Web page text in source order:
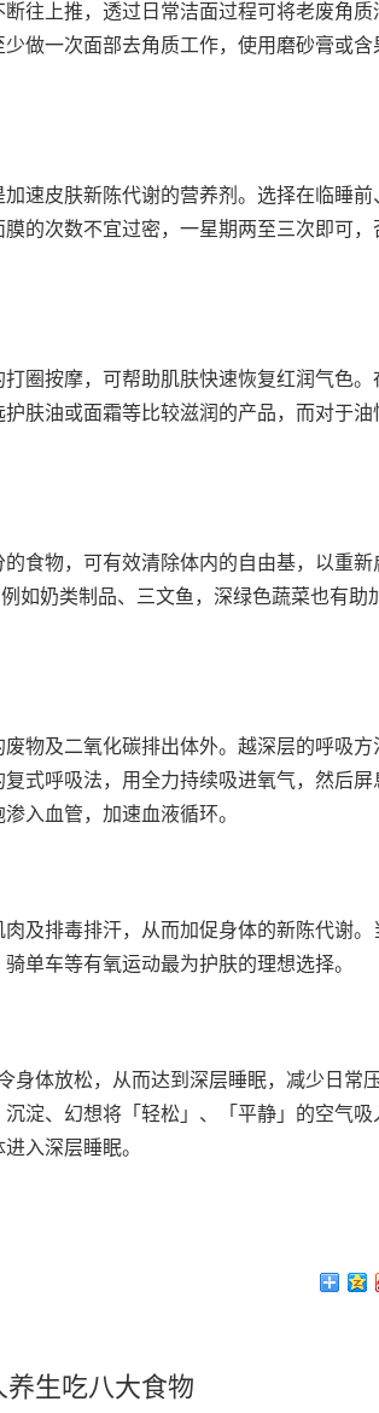
上推，透过日常洁面过程可将老废角质
做一次面部去角质工作，使用磨砂膏或含
皮肤新陈代谢的营养剂。选择在临睡前
的次数不宜过密，一星期两至三次即可，
按摩，可帮助肌肤快速恢复红润气色。
肤油或面霜等比较滋润的产品，而对于油
物，可有效清除体内的自由基，以重新
如奶类制品、三文鱼，深绿色蔬菜也有助
及二氧化碳排出体外。越深层的呼吸方
式呼吸法，用全力持续吸进氧气，然后屏
入血管，加速血液循环。
排毒排汗，从而加促身体的新陈代谢。
单车等有氧运动最为护肤的理想选择。
体放松，从而达到深层睡眠，减少日常
淀、幻想将「轻松」、「平静」的空气吸
入深层睡眠。
生吃八大食物